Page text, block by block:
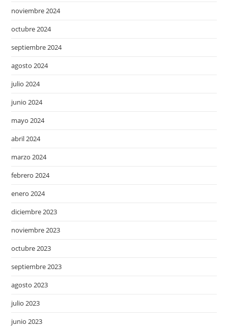
noviembre 2024
octubre 2024
septiembre 2024
agosto 2024
julio 2024
junio 2024
mayo 2024
abril 2024
marzo 2024
febrero 2024
enero 2024
diciembre 2023
noviembre 2023
octubre 2023
septiembre 2023
agosto 2023
julio 2023
junio 2023